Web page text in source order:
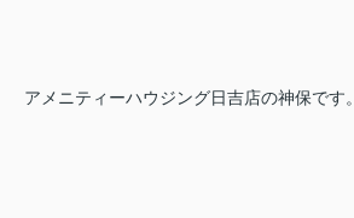
アメニティーハウジング日吉店の神保です。